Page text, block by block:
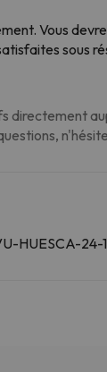
Vous
sous
directement
HUESCA-24-